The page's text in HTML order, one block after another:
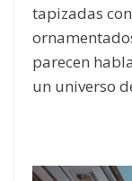
tapizadas
parecen
un universo